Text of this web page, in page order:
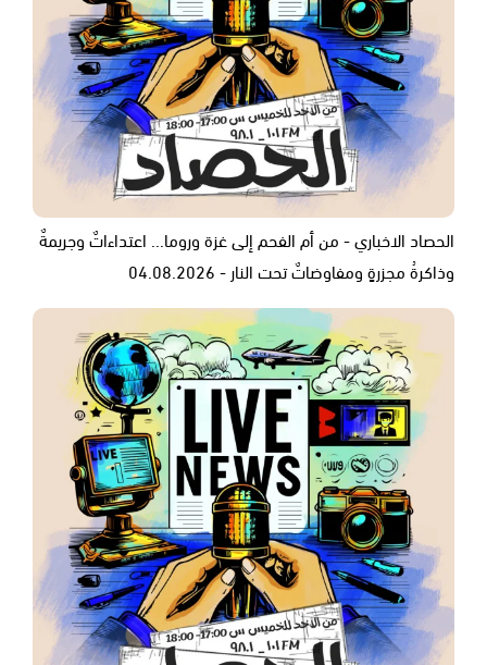
الحصاد الاخباري - من أم الفحم إلى غزة وروما... اعتداءاتٌ وجريمةٌ
وذاكرةُ مجزرةٍ ومفاوضاتٌ تحت النار - 04.08.2026